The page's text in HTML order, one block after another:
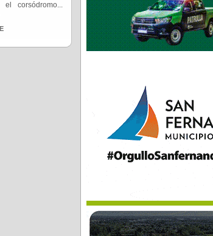
el corsódromo...